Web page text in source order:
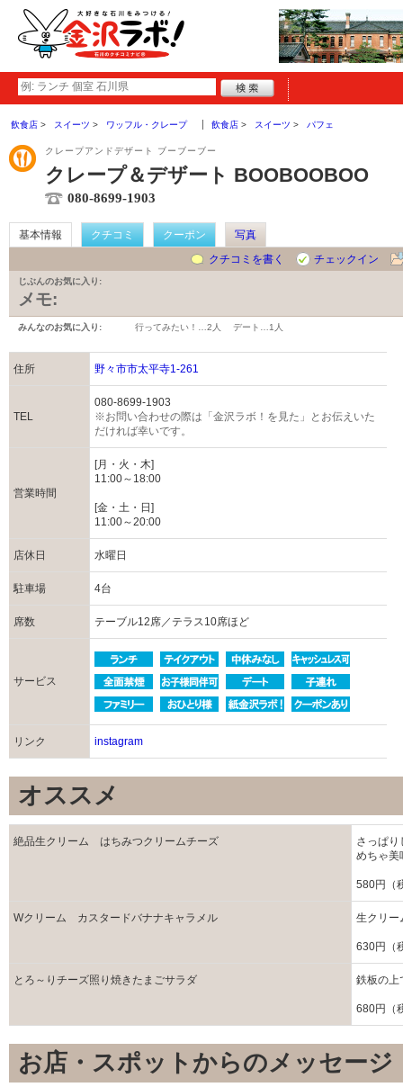
飲食店 スイーツ ワッフル・クレープ 飲食店 スイーツ パフェ
クレープアンドデザート ブーブーブー
クレープ＆デザート BOOBOOBOO
080-8699-1903
基本情報 クチコミ クーポン
写真
クチコミを書く
チェックイン
じぶんのお気に入り:
メモ:
みんなのお気に入り: 行ってみたい！… 2人 デート… 1人
住所 野々市市太平寺1-261
TEL
080-8699-1903
※お問い合わせの際は「金沢ラボ！を見た」とお伝えいた
だければ幸いです。
営業時間
[月・火・木]
11:00～18:00
[金・土・日]
11:00～20:00
店休日 水曜日
駐車場 4台
席数 テーブル12席／テラス10席ほど
サービス
リンク instagram
オススメ
絶品生クリーム はちみつクリームチーズ
さっぱり
めちゃ美
580円（
Wクリーム カスタードバナナキャラメル 生クリー
630円（
とろ～りチーズ照り焼きたまごサラダ 鉄板の上
680円（
お店・スポットからのメッセージ